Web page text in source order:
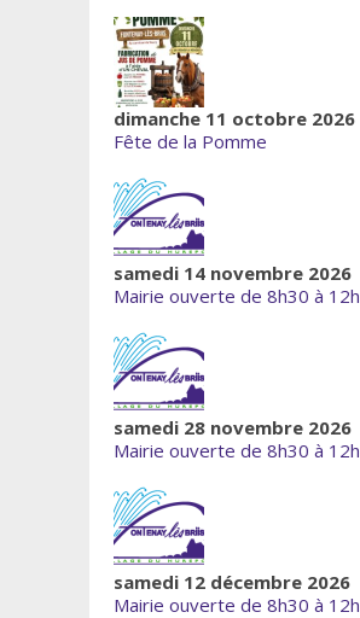
dimanche 11 octobre 2026
Fête de la Pomme
samedi 14 novembre 2026
Mairie ouverte de 8h30 à 12h
samedi 28 novembre 2026
Mairie ouverte de 8h30 à 12h
samedi 12 décembre 2026
Mairie ouverte de 8h30 à 12h